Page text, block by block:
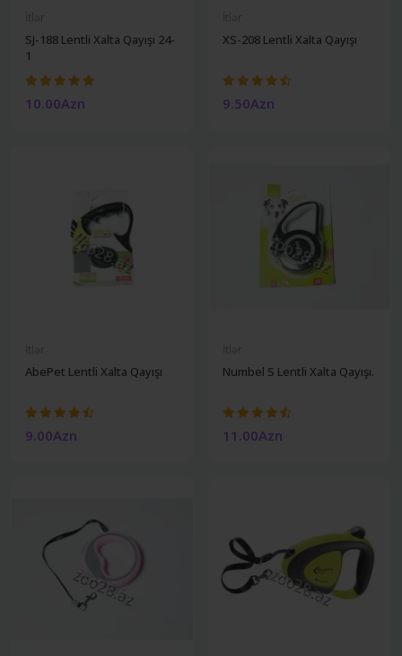
SJ-188 Lentli Xalta Qayışı 24-
1
10.00Azn
XS-208 Lentli Xalta Qayışı
9.50Azn
AbePet Lentli Xalta Qayışı
9.00Azn
Numbel S Lentli Xalta Qayışı.
11.00Azn